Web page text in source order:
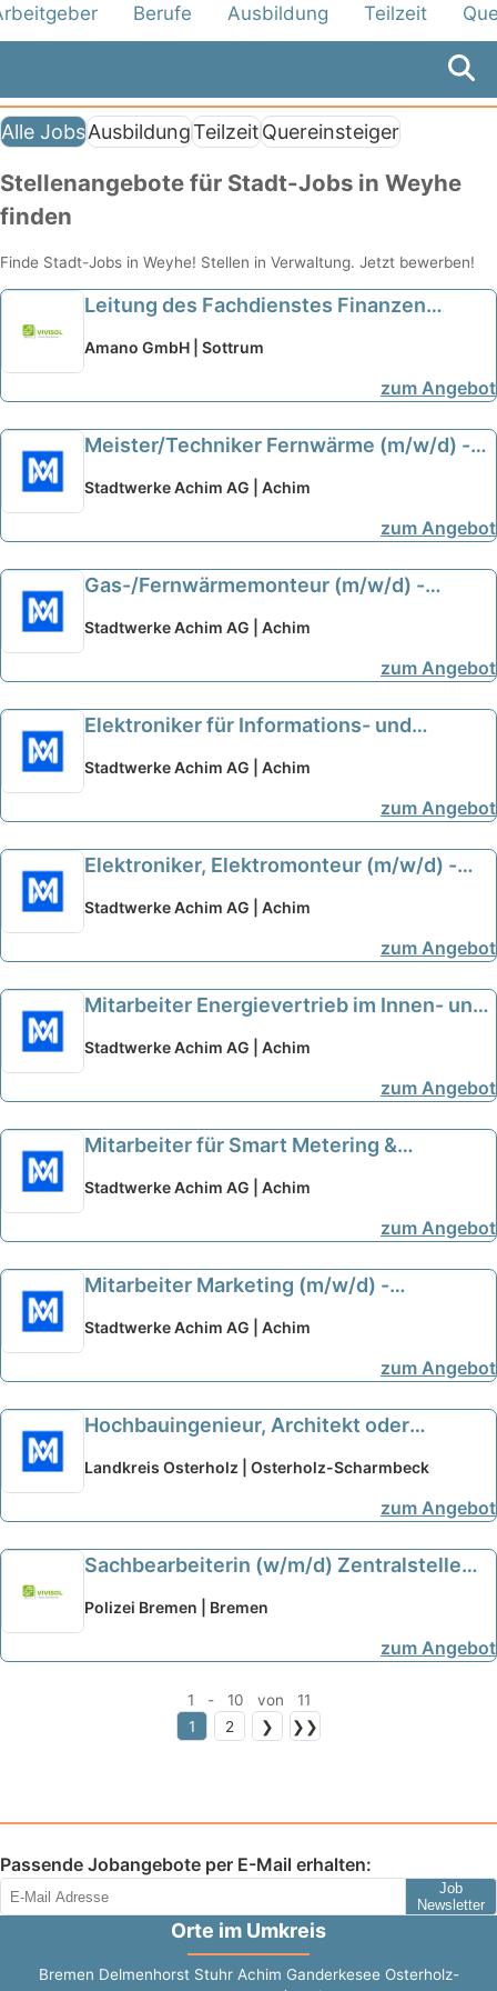
Berufe Ausbildung Teilzeit
Alle JobsAusbildungTeilzeitQuereinsteiger
Stellenangebote für Stadt-Jobs in Weyhe
finden
Finde Stadt-Jobs in Weyhe! Stellen in Verwaltung. Jetzt bewerben!
Leitung des Fachdienstes Finanzen
(m/w/d) bei Kreisausschuss des
Landkreises Hersfeld-Rotenburg
Amano GmbH | Sottrum
zum Angebot
Meister/Techniker Fernwärme (m/w/d) -
Stadtwerke Achim AG
Stadtwerke Achim AG | Achim
zum Angebot
Gas-/Fernwärmemonteur (m/w/d) -
Stadtwerke Achim AG
Stadtwerke Achim AG | Achim
zum Angebot
Elektroniker für Informations- und
Telekommunikationstechnik (m/w/d) -
Stadtwerke Achim AG
Stadtwerke Achim AG | Achim
zum Angebot
Elektroniker, Elektromonteur (m/w/d) -
Stadtwerke Achim AG
Stadtwerke Achim AG | Achim
zum Angebot
Mitarbeiter Energievertrieb im Innen- und
Außendienst (m/w/d) - Stadtwerke Achim
Stadtwerke Achim AG | Achim
zum Angebot
Mitarbeiter für Smart Metering &
Messstellenbetrieb (m/w/d) - Stadtwerke
Stadtwerke Achim AG | Achim
zum Angebot
Mitarbeiter Marketing (m/w/d) -
Stadtwerke Achim AG
Stadtwerke Achim AG | Achim
zum Angebot
Hochbauingenieur, Architekt oder
Stadtplaner (m/w/d) für das technische
Sachgebiet des Bauordnungsamtes -
Landkreis Osterholz | Osterholz-Scharmbeck
zum Angebot
Sachbearbeiterin (w/m/d) Zentralstelle
Opferschutz bei Polizei Bremen
Polizei Bremen | Bremen
zum Angebot
1 - 10 von 11
1
2 ❯ ❯❯
Passende Jobangebote per E-Mail erhalten:
Job
Newsletter
Orte im Umkreis
Bremen Delmenhorst Stuhr Achim Ganderkesee Osterholz-